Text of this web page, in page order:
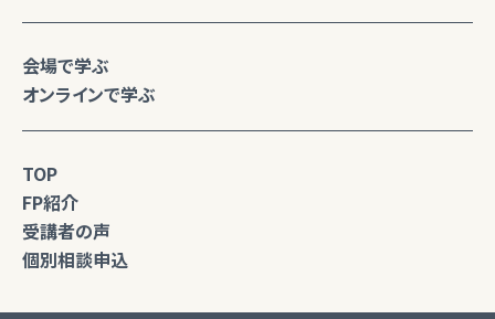
会場で学ぶ
オンラインで学ぶ
TOP
FP紹介
受講者の声
個別相談申込